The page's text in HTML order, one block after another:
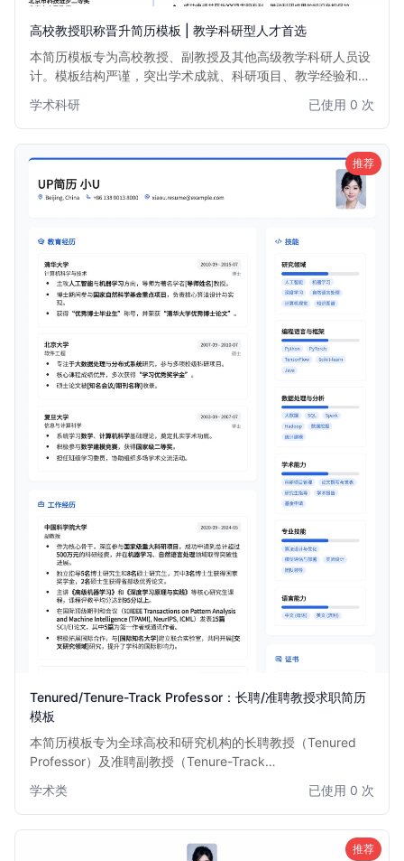
高校教授职称晋升简历模板 | 教学科研型人才首选
本简历模板专为高校教授、副教授及其他高级教学科研人员设
计。模板结构严谨，突出学术成就、科研项目、教学经验和出
进中脱颖而出。布局专业，信息清晰，助力您展现卓越的学术
背景和深厚的专业素养。
学术科研 已使用 0 次
推荐
Tenured/Tenure-Track Professor：长聘/准聘教授求职简历
模板
本简历模板专为全球高校和研究机构的长聘教授（Tenured
Professor）及准聘副教授（Tenure-Track
突出学术成就、科研项目、教学经验、论文发表和行业影响
力，旨在帮助您在激烈的教职竞争中脱颖而出，清晰展现您的
学术实力和职业轨迹。适合追求长期教职和学术发展的资深学
学术类 已使用 0 次
推荐